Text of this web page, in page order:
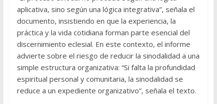
aplicativa, sino según una lógica integrativa”, señala el
documento, insistiendo en que la experiencia, la
práctica y la vida cotidiana forman parte esencial del
discernimiento eclesial. En este contexto, el informe
advierte sobre el riesgo de reducir la sinodalidad a una
simple estructura organizativa: “Si falta la profundidad
espiritual personal y comunitaria, la sinodalidad se
reduce a un expediente organizativo”, señala el texto.